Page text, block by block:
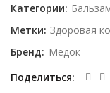
Категории:
Метки: Здоровая
Бренд: Медок
Поделиться